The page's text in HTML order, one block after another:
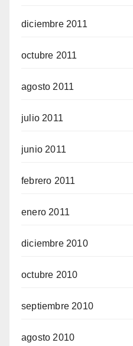
diciembre 2011
octubre 2011
agosto 2011
julio 2011
junio 2011
febrero 2011
enero 2011
diciembre 2010
octubre 2010
septiembre 2010
agosto 2010